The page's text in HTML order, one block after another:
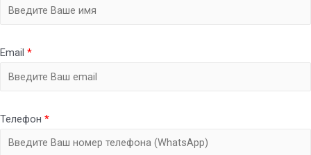
Email *
Телефон *